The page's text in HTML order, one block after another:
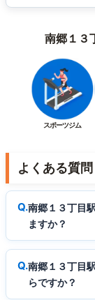
南郷１３
スポーツジム
よくある質問
南郷１３丁目
ますか？
南郷１３丁目
らですか？